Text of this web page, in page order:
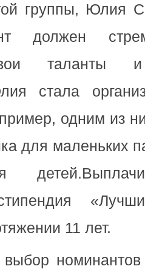
группы, Юлия
должен
таланты и
стала
одним из
для маленьких
11 лет.